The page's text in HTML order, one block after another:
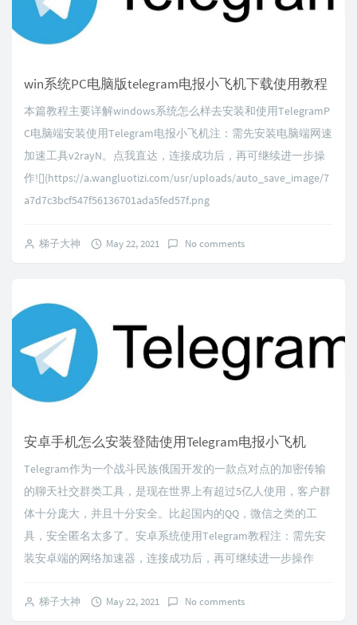
win系统PC电脑版telegram电报小飞机下载使用教程
本篇教程主要详解windows系统怎么样去安装和使用TelegramP
C电脑端安装使用Telegram电报小飞机注：需先安装电脑端网速
加速工具v2rayN。点我直达，连接成功后，再可继续进一步操
作![](https://a.wangluotizi.com/usr/uploads/auto_save_image/7
a7d7c3bcf547f56136701ada5fed57f.png
梯子大神 May 22, 2021 No comments
安卓手机怎么安装登陆使用Telegram电报小飞机
Telegram作为一个战斗民族俄国开发的一款点对点的加密传输
的聊天社交群类工具，是现在世界上有超过5亿人使用，客户群
体十分庞大，并且十分安全。比起国内的QQ，微信之类的工
具，安全匿名太多了。安卓系统使用Telegram教程注：需先安
装安卓端的网络加速器，连接成功后，再可继续进一步操作
梯子大神 May 22, 2021 No comments